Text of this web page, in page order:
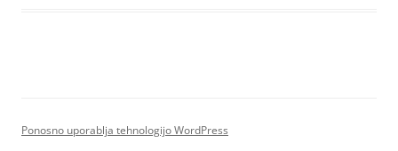
Ponosno uporablja tehnologijo WordPress